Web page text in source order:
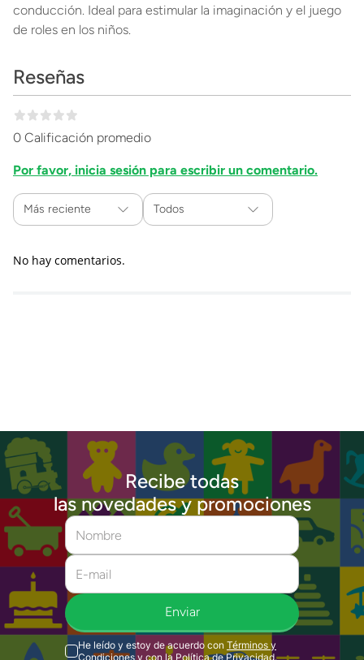
conducción. Ideal para estimular la imaginación y el juego
de roles en los niños.
Reseñas
0 Calificación promedio
Por favor, inicia sesión para escribir un comentario.
Más reciente Todos
No hay comentarios.
Recibe todas
las novedades y promociones
Enviar
He leído y estoy de acuerdo con Términos y
Condiciones y con la Política de Privacidad.